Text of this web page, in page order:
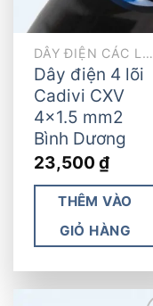
DÂY ĐIỆN CÁC LOẠI
Dây điện 4 lõi
Cadivi CXV
4×1.5 mm2
Bình Dương
23,500 ₫
THÊM VÀO
GIỎ HÀNG